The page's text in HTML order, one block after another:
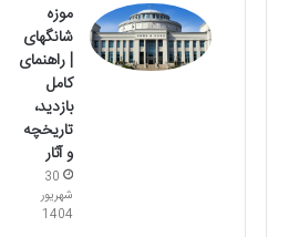
موزه
شانگهای
| راهنمای
کامل
بازدید،
تاریخچه
و آثار
30
شهریور
1404